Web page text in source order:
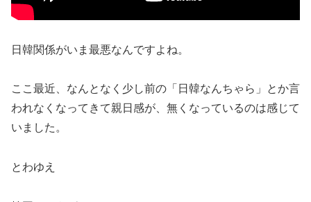
日韓関係がいま最悪なんですよね。
ここ最近、なんとなく少し前の「日韓なんちゃら」とか言
われなくなってきて親日感が、無くなっているのは感じて
いました。
とわゆえ